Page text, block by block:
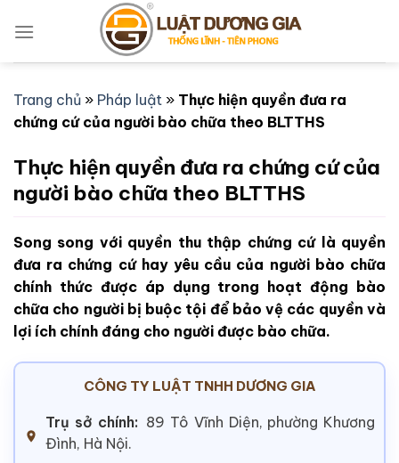
qua
Trang chủ » Pháp luật » Thực hiện quyền đưa ra
chứng cứ của người bào chữa theo BLTTHS
Thực hiện quyền đưa ra chứng cứ của
người bào chữa theo BLTTHS
Song song với quyền thu thập chứng cứ là quyền
đưa ra chứng cứ hay yêu cầu của người bào chữa
chính thức được áp dụng trong hoạt động bào
chữa cho người bị buộc tội để bảo vệ các quyền và
lợi ích chính đáng cho người được bào chữa.
CÔNG TY LUẬT TNHH DƯƠNG GIA
Trụ sở chính: 89 Tô Vĩnh Diện, phường Khương
Đình, Hà Nội.